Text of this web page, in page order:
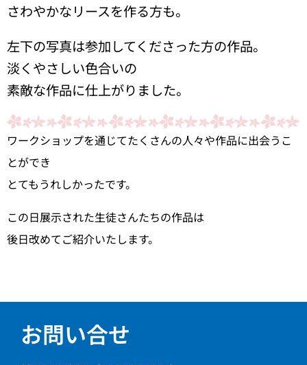
さわやかなリースを作る方も。
左下の写真は参加してくださった方の作品。
淡くやさしい色合いの
素敵な作品に仕上がりました。
ワークショップを通じてたくさんの人々や作品に出会うこ
とができ
とてもうれしかったです。
この日展示された生徒さんたちの作品は
後日改めてご紹介いたします。
お問い合せ